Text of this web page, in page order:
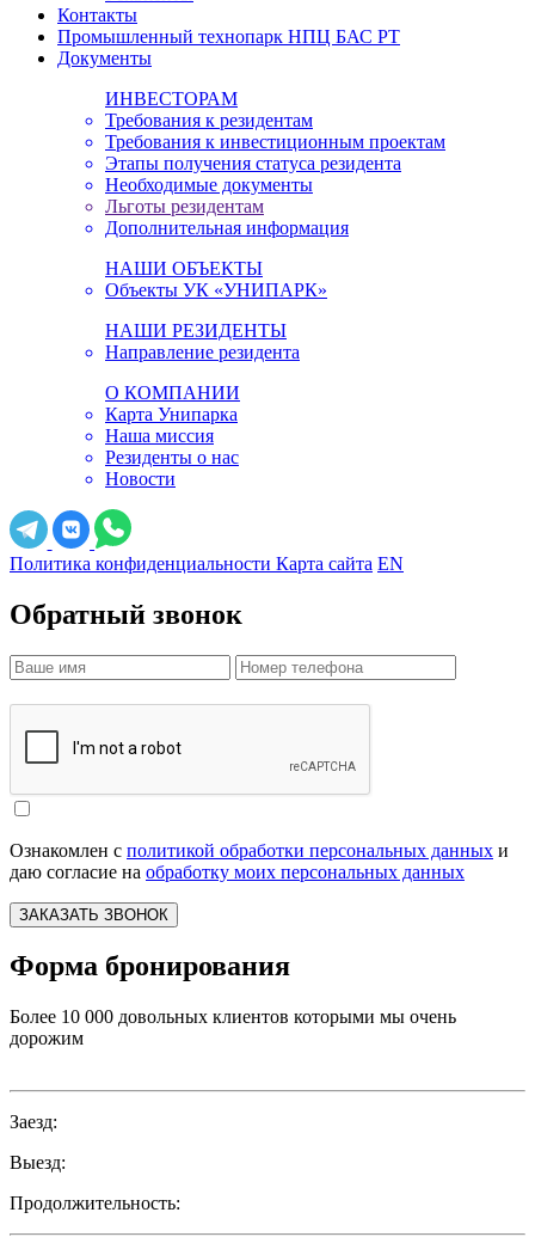
Контакты
Промышленный технопарк НПЦ БАС РТ
Документы
ИНВЕСТОРАМ
Требования к резидентам
Требования к инвестиционным проектам
Этапы получения статуса резидента
Необходимые документы
Льготы резидентам
Дополнительная информация
НАШИ ОБЪЕКТЫ
Объекты УК «УНИПАРК»
НАШИ РЕЗИДЕНТЫ
Направление резидента
О КОМПАНИИ
Карта Унипарка
Наша миссия
Резиденты о нас
Новости
Политика конфиденциальности Карта сайта EN
Обратный звонок
Ознакомлен с политикой обработки персональных данных и
даю согласие на обработку моих персональных данных
ЗАКАЗАТЬ ЗВОНОК
Форма бронирования
Более 10 000 довольных клиентов которыми мы очень
дорожим
Заезд:
Выезд:
Продолжительность: